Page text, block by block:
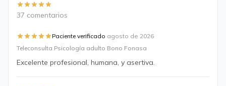
37 comentarios
Paciente verificado·agosto de 2026
Teleconsulta Psicología adulto Bono Fonasa
Excelente profesional, humana, y asertiva.